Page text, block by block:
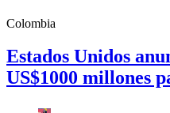
Colombia
Estados Unidos
US$1000 millones